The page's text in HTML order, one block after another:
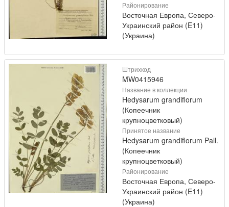
Районирование
Восточная Европа, Северо-
Украинский район (E11)
(Украина)
Штрихкод
MW0415946
Название в коллекции
Hedysarum grandiflorum
(Копеечник
крупноцветковый)
Принятое название
Hedysarum grandiflorum Pall.
(Копеечник
крупноцветковый)
Районирование
Восточная Европа, Северо-
Украинский район (E11)
(Украина)